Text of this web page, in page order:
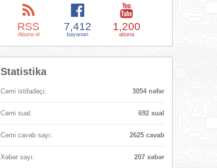
RSS
Abunə ol
7,412
bəyənən
1,200
abunə
Statistika
Cəmi istifadəçi: 3054 nəfər
Cəmi sual: 692 sual
Cəmi cavab sayı: 2625 cavab
Xəbər sayı: 207 xəbər